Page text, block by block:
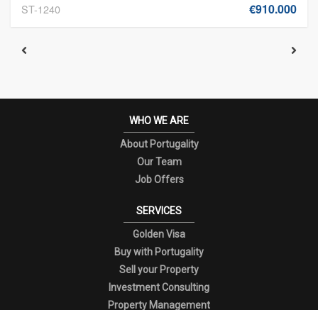
ST-1240 €910.000
WHO WE ARE
About Portugality
Our Team
Job Offers
SERVICES
Golden Visa
Buy with Portugality
Sell your Property
Investment Consulting
Property Management